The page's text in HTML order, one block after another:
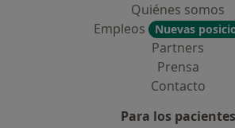
Quiénes somos
Empleos
Nuevas
Partners
Prensa
Contacto
Para los pacientes